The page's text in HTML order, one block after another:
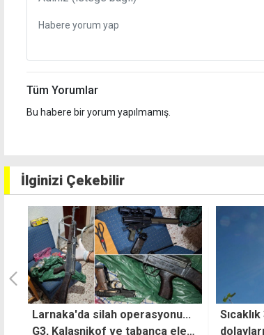
Tüm Yorumlar
Bu habere bir yorum yapılmamış.
İlginizi Çekebilir
Sıcaklık 37-40 derece
dolaylarında seyredecek
Üçlü